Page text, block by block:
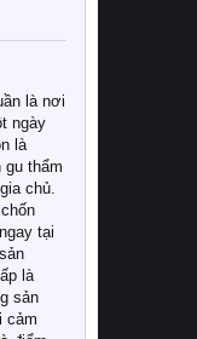
là nơi
ngày
là
gu thẩm
chủ.
tại
là
sản
cảm